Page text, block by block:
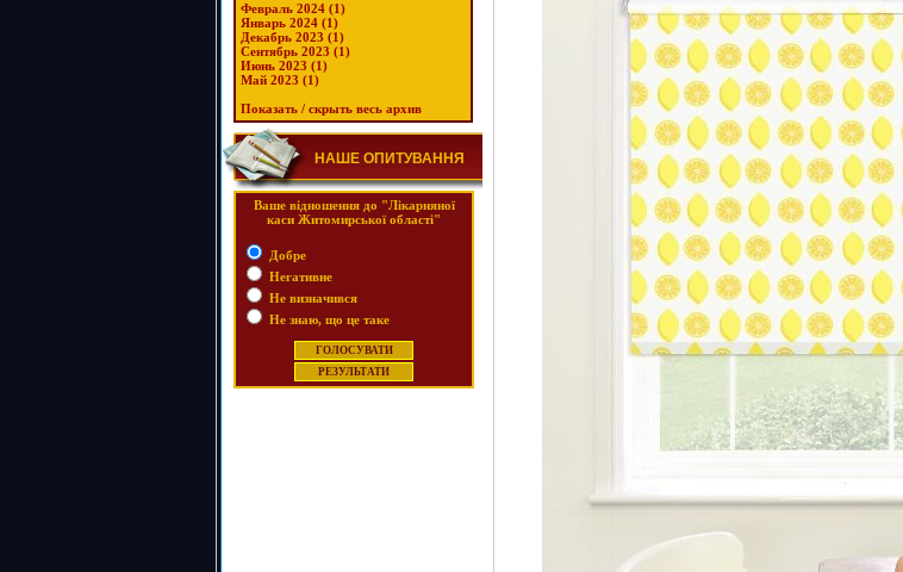
Февраль 2024 (1)
Январь 2024 (1)
Декабрь 2023 (1)
Сентябрь 2023 (1)
Июнь 2023 (1)
Май 2023 (1)
Показать / скрыть весь архив
НАШЕ ОПИТУВАННЯ
Ваше відношення до "Лікарняної
каси Житомирської області"
Добре
Негативне
Не визначився
Не знаю, що це таке